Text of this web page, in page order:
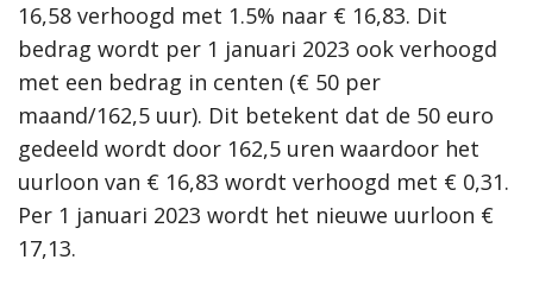
16,58 verhoogd met 1.5% naar € 16,83. Dit
bedrag wordt per 1 januari 2023 ook verhoogd
met een bedrag in centen (€ 50 per
maand/162,5 uur). Dit betekent dat de 50 euro
gedeeld wordt door 162,5 uren waardoor het
uurloon van € 16,83 wordt verhoogd met € 0,31.
Per 1 januari 2023 wordt het nieuwe uurloon €
17,13.